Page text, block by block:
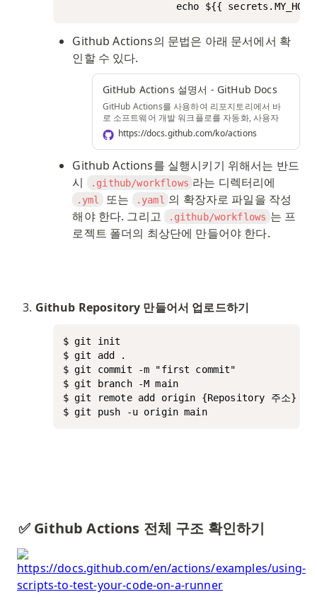
echo ${{
Github Actions의 문법은 아래 문서에서 확
인할 수 있다.
GitHub Actions 설명서 - GitHub Docs
GitHub Actions를 사용하여 리포지토리에서 바
로 소프트웨어 개발 워크플로를 자동화, 사용자
지정 및 실행합니다. CI/CD를 포함하여 원하는 작
업을 수행하기 위한 작업을 검색, 생성 및 공유하
고 완전히 사용자 정의된 워크플로에서 작업을 결
합할 수 있습니다.
https://docs.github.com/ko/actions
Github Actions를 실행시키기 위해서는 반드
시
.github/workflows
.yml 또는 .yaml 의 확장자로 파일을 작성
해야 한다. 그리고
.github/workflows 는 프
로젝트 폴더의 최상단에 만들어야 한다.
Github Repository 만들어서 업로드하기
$ git init
$ git add .
$ git commit -m "first commit"
$ git branch -M main
$ git remote add origin {Repository 주소}
$ git push -u origin main
✅ Github Actions 전체 구조 확인하기